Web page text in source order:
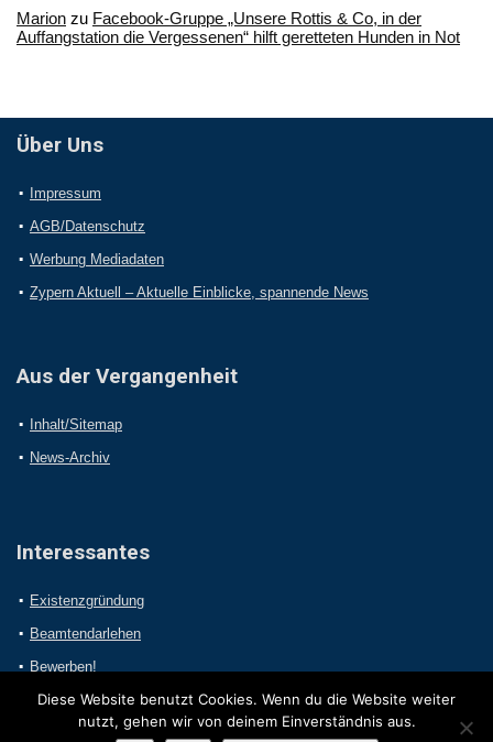
Marion zu Facebook-Gruppe „Unsere Rottis & Co, in der
Auffangstation die Vergessenen“ hilft geretteten Hunden in Not
Über Uns
Impressum
AGB/Datenschutz
Werbung Mediadaten
Zypern Aktuell – Aktuelle Einblicke, spannende News
Aus der Vergangenheit
Inhalt/Sitemap
News-Archiv
Interessantes
Existenzgründung
Beamtendarlehen
Bewerben!
Diese Website benutzt Cookies. Wenn du die Website weiter
nutzt, gehen wir von deinem Einverständnis aus.